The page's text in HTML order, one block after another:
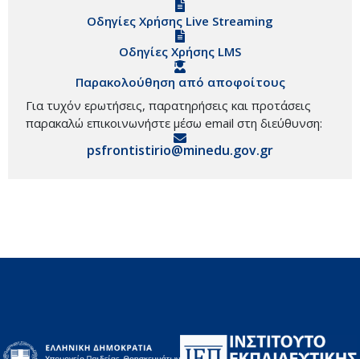
Οδηγίες Χρήσης Live Streaming
Οδηγίες Χρήσης LMS
Παρακολούθηση από αποφοίτους
Για τυχόν ερωτήσεις, παρατηρήσεις και προτάσεις
παρακαλώ επικοινωνήστε μέσω email στη διεύθυνση:
psfrontistirio@minedu.gov.gr